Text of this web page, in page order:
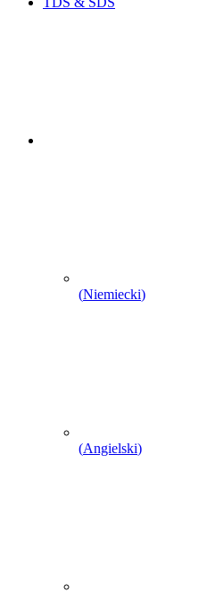
(Niemiecki)
(Angielski)